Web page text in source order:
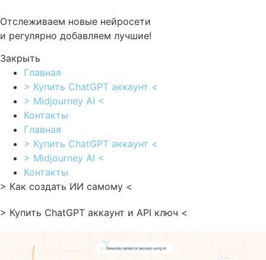
к
содержимому
Отслеживаем новые нейросети
и регулярно добавляем лучшие!
Закрыть
Главная
> Купить ChatGPT аккаунт <
> Midjourney AI <
Контакты
Главная
> Купить ChatGPT аккаунт <
> Midjourney AI <
Контакты
> Как создать ИИ самому <
> Купить ChatGPT аккаунт и API ключ <